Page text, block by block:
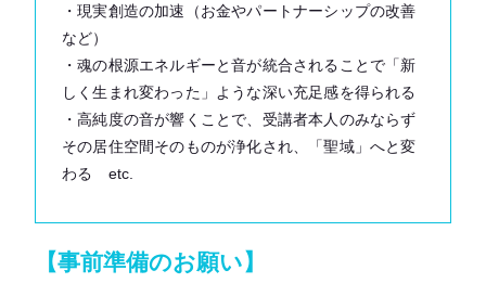
・現実創造の加速（お金やパートナーシップの改善
など）
・魂の根源エネルギーと音が統合されることで「新
しく生まれ変わった」ような深い充足感を得られる
・高純度の音が響くことで、受講者本人のみならず
その居住空間そのものが浄化され、「聖域」へと変
わる etc.
【事前準備のお願い】